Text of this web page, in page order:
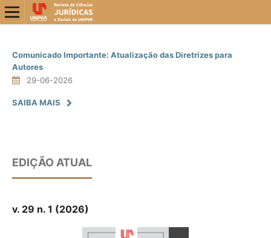
Comunicado Importante: Atualização das Diretrizes para
Autores
29-06-2026
SAIBA MAIS
EDIÇÃO ATUAL
v. 29 n. 1 (2026)